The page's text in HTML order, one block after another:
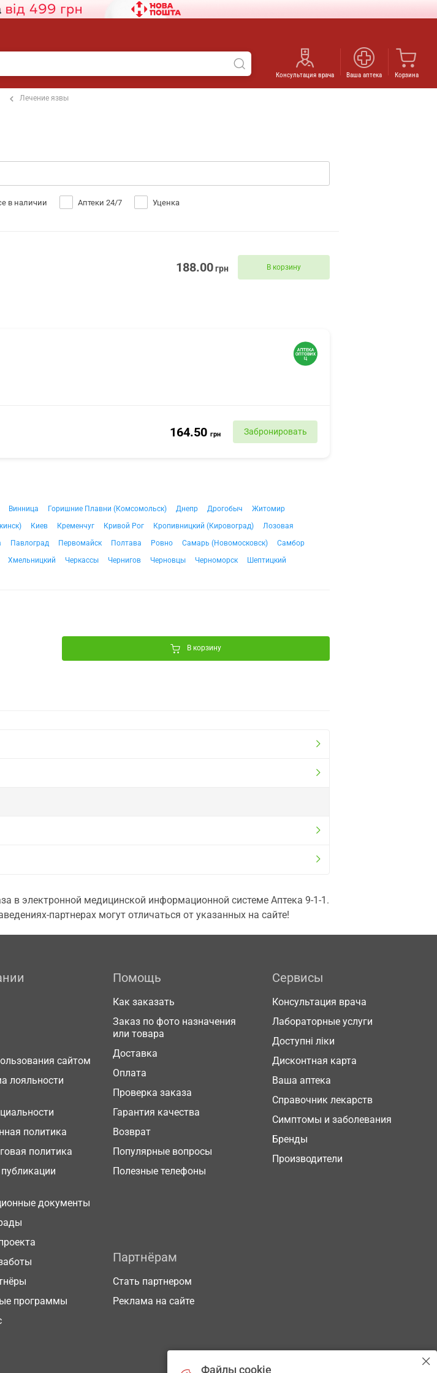
Консультация врача Ваша аптека Корзина
Лечение язвы
в наличии Аптеки 24/7 Уценка
188.00грн В корзину
164.50 грн Забронировать
Винница Горишние Плавни (Комсомольск) Днепр Дрогобыч
Житомир
Киев Кременчуг Кривой Рог Кропивницкий (Кировоград)
Лозовая
Павлоград Первомайск Полтава Ровно Самарь (Новомосковск)
Самбор
Хмельницкий Черкассы Чернигов Черновцы Черноморск Шептицкий
В корзину
в электронной медицинской информационной системе Аптека 9-1-1.
партнерах могут отличаться от указанных на сайте!
сайтом
лояльности
политика
политика
документы
программы
Помощь
Как заказать
Заказ по фото назначения
или товара
Доставка
Оплата
Проверка заказа
Гарантия качества
Возврат
Популярные вопросы
Полезные телефоны
Сервисы
Консультация врача
Лабораторные услуги
Доступні ліки
Дисконтная карта
Ваша аптека
Справочник лекарств
Симптомы и заболевания
Бренды
Производители
Партнёрам
Стать партнером
Реклама на сайте
Файлы cookie